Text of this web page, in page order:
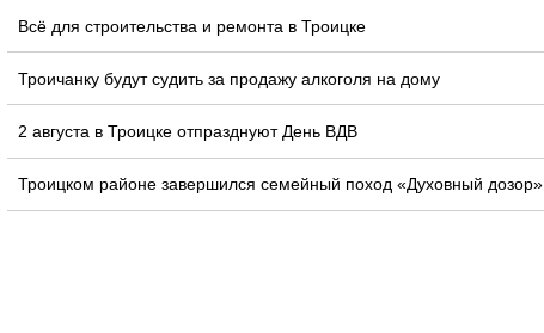
Всё для строительства и ремонта в Троицке
Троичанку будут судить за продажу алкоголя на дому
2 августа в Троицке отпразднуют День ВДВ
Троицком районе завершился семейный поход «Духовный дозор»